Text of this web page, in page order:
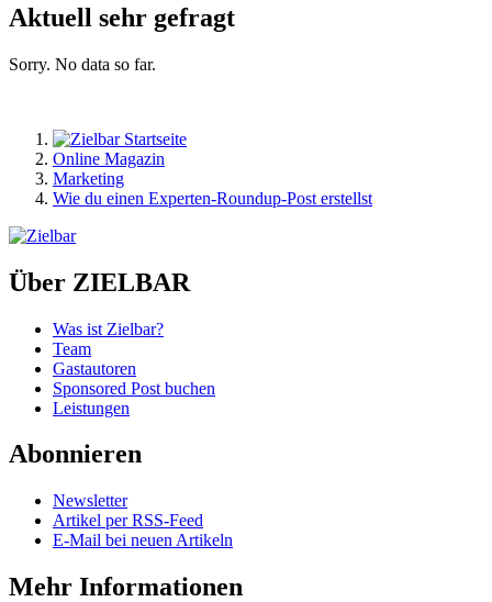
Aktuell sehr gefragt
Sorry. No data so far.
Online Magazin
Marketing
Wie du einen Experten-Roundup-Post erstellst
Über ZIELBAR
Was ist Zielbar?
Team
Gastautoren
Sponsored Post buchen
Leistungen
Abonnieren
Newsletter
Artikel per RSS-Feed
E-Mail bei neuen Artikeln
Mehr Informationen